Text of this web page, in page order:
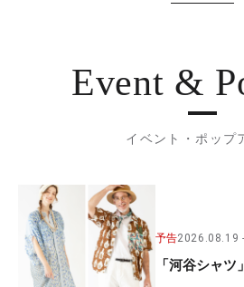
Event &
イベント・ポップ
予告2026.08.19
「河谷シャツ